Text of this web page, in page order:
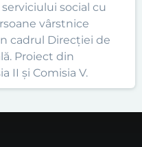
social cu
vârstnice
cadrul Direcției de
Proiect din
II și Comisia V.